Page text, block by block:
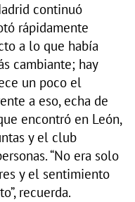
continuó
rápidamente
a lo que había
cambiante; hay
un poco el
a eso, echa de
encontró en León,
y el club
“No era solo
y el sentimiento
recuerda.